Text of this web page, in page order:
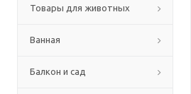
Товары для животных
Ванная
Балкон и сад